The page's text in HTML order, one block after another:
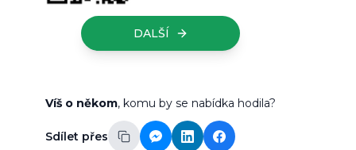
DALŠÍ
Víš o někom, komu by se nabídka hodila?
Sdílet přes